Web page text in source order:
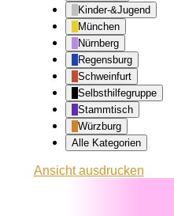
Kinder-&Jugend
München
Nürnberg
Regensburg
Schweinfurt
Selbsthilfegruppe
Stammtisch
Würzburg
Alle Kategorien
Ansichtausdrucken